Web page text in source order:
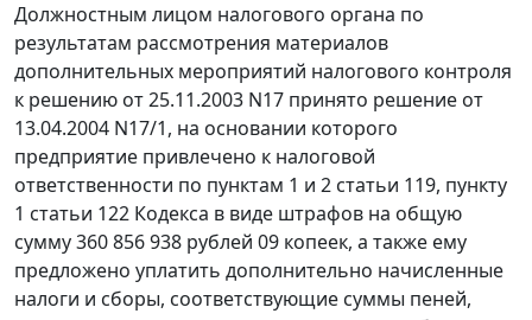
Должностным лицом налогового органа по
результатам рассмотрения материалов
дополнительных мероприятий налогового контроля
к решению от 25.11.2003 N17 принято решение от
13.04.2004 N17/1, на основании которого
предприятие привлечено к налоговой
ответственности по пунктам 1 и 2 статьи 119, пункту
1 статьи 122 Кодекса в виде штрафов на общую
сумму 360 856 938 рублей 09 копеек, а также ему
предложено уплатить дополнительно начисленные
налоги и сборы, соответствующие суммы пеней,